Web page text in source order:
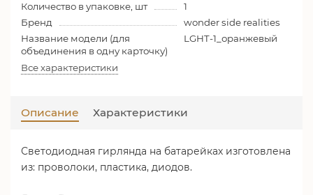
Количество в упаковке, шт
1
Бренд
wonder side realities
Название модели (для
объединения в одну карточку)
LGHT-1_оранжевый
Все характеристики
Описание Характеристики
Светодиодная гирлянда на батарейках изготовлена
из: проволоки, пластика, диодов.